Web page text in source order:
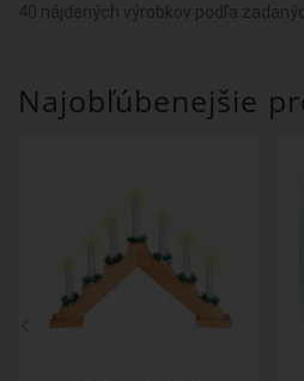
40 nájdených výrobkov podľa
Najobľúbenejšie